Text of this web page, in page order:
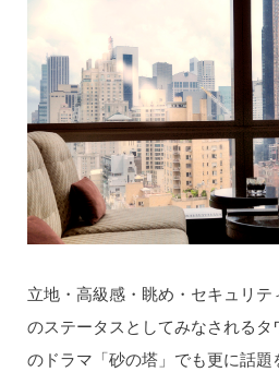
立地・高級感・眺め・セキュリ
のステータスとしてみなされる
のドラマ「砂の塔」でも更に話